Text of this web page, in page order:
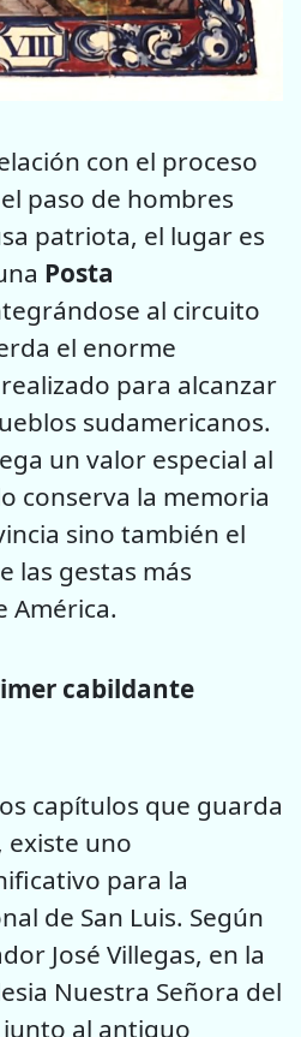
con el proceso
paso de hombres
patriota, el lugar es
Posta
al circuito
el enorme
para alcanzar
sudamericanos.
un valor especial al
conserva la memoria
sino también el
las gestas más
América.
cabildante
capítulos que guarda
existe uno
para la
de San Luis. Según
José Villegas, en la
Nuestra Señora del
al antiguo